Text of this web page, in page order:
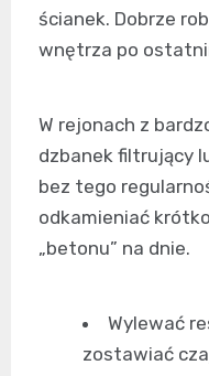
ścianek. Dobrze
wnętrza po
W rejonach z
dzbanek filtrujący
bez tego
odkamieniać
„betonu” na dnie.
Wylewać
zostawiać